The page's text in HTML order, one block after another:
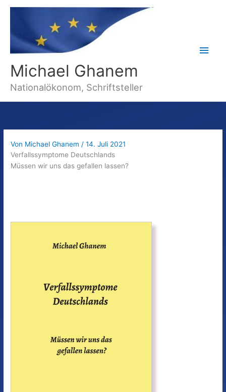
Michael Ghanem
Nationalökonom, Schriftsteller
Von Michael Ghanem/14. Juli 2021
Verfallssymptome Deutschlands
Müssen wir uns das gefallen lassen?